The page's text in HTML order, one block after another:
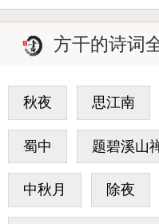
方干的诗词
秋夜 思江南
蜀中 题碧溪山
中秋月 除夜